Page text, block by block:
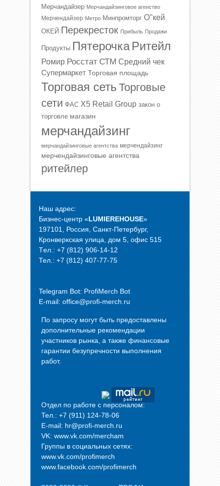
Мерчандайзер Мерчандайзинговое агенство
Мерчендайзер Метро Минпромторг О"кей
ОКЕЙ Перекресток Прибыль Продажи
Продукты Пятерочка Ритейл
Ромир Росстат СТМ Средний чек
Супермаркет Торговая площадь
Торговая сеть Торговые
сети ФАС Х5 Retail Group закон о
торговле магазин
мерчандайзинг
мерчандайзинговые агентства мерчендайзинг
мерчендайзинговые агентства
ритейлер
Наш адрес:
Бизнес-центр «LUMIEREHOUSE»
197101, Россия, Санкт-Петербург,
Кронверкская улица, дом 5, офис 515
Tел.: +7 (812) 906-14-12
Тел.: +7 (812) 407-77-75
Telegram Bot: ProfiMerch Bot
E-mail: office@profi-merch.ru
По запросу могут быть предоставлены
дополнительные рекомендации
участников рынка, а также финансовые
гарантии безупречности выполнения
работ.
Отдел по работе с персоналом:
Тел.: +7 (911) 124-78-06
E-mail: hr@profi-merch.ru
VK: www.vk.com/mercham
Группы в социальных сетях:
www.vk.com/profimerch
www.facebook.com/profimerch